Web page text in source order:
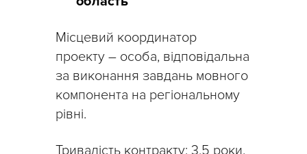
Місцевий координатор
проекту – особа, відповідальна
за виконання завдань мовного
компонента на регіональному
рівні.